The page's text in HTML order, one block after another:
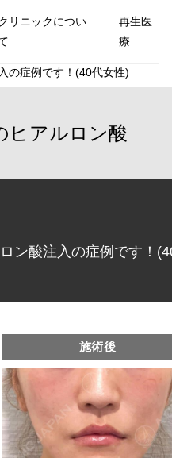
リニックについ
再生医
療
の症例です！(40代女性)
ヒアルロン酸
ン酸注入の症例です！
施術後